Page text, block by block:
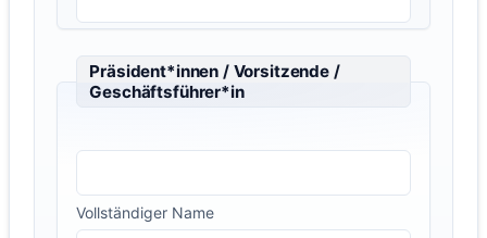
Präsident*innen / Vorsitzende /
Geschäftsführer*in
Vollständiger Name